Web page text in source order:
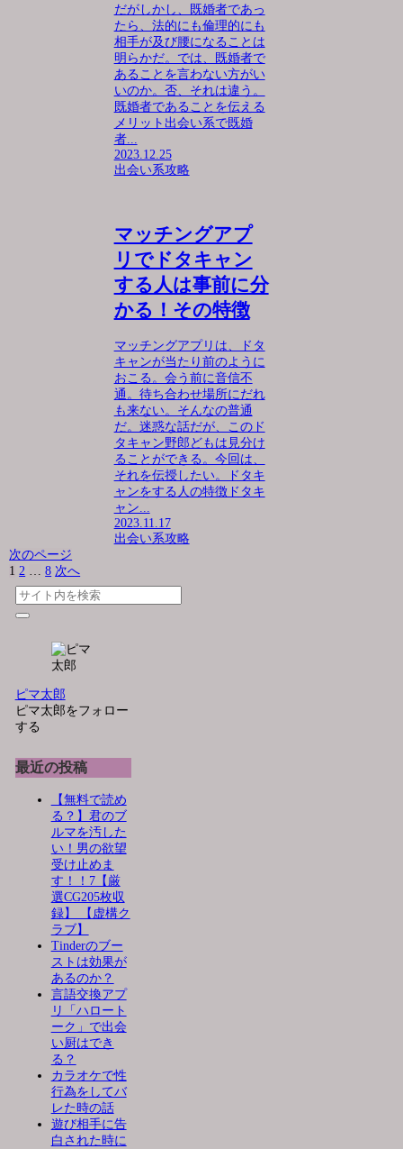
だがしかし、既婚者であっ
たら、法的にも倫理的にも
相手が及び腰になることは
明らかだ。では、既婚者で
あることを言わない方がい
いのか。否、それは違う。
既婚者であることを伝える
メリット出会い系で既婚
者...
2023.12.25
出会い系攻略
マッチングアプ
リでドタキャン
する人は事前に分
かる！その特徴
マッチングアプリは、ドタ
キャンが当たり前のように
おこる。会う前に音信不
通。待ち合わせ場所にだれ
も来ない。そんなの普通
だ。迷惑な話だが、このド
タキャン野郎どもは見分け
ることができる。今回は、
それを伝授したい。ドタキ
ャンをする人の特徴ドタキ
ャン...
2023.11.17
出会い系攻略
次のページ
1 2 … 8 次へ
ピマ太郎
ピマ太郎をフォロー
する
最近の投稿
【無料で読め
る？】君のブ
ルマを汚した
い！男の欲望
受け止めま
す！！7【厳
選CG205枚収
録】 【虚構ク
ラブ】
Tinderのブー
ストは効果が
あるのか？
言語交換アプ
リ「ハロート
ーク」で出会
い厨はでき
る？
カラオケで性
行為をしてバ
レた時の話
遊び相手に告
白された時に